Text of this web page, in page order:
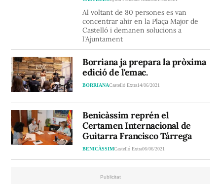
Al voltant de 80 persones es van
concentrar ahir en la Plaça Major de
Castelló i demanen solucions a
l'Ajuntament
Borriana ja prepara la pròxima
edició de l'emac.
BORRIANACastelló Extra14/06/2021
Benicàssim reprén el
Certamen Internacional de
Guitarra Francisco Tárrega
BENICÀSSIMCastelló Extra06/06/2021